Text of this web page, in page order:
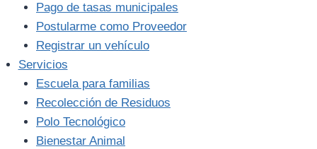
Pago de tasas municipales
Postularme como Proveedor
Registrar un vehículo
Servicios
Escuela para familias
Recolección de Residuos
Polo Tecnológico
Bienestar Animal